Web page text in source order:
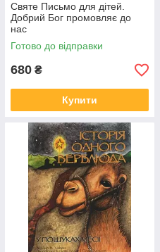
Святе Письмо для дітей.
Добрий Бог промовляє до
нас
Готово до відправки
680 ₴
Купити